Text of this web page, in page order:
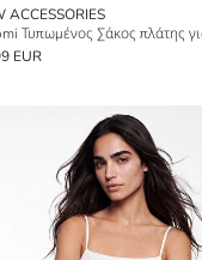
ACCESSORIES
EUR